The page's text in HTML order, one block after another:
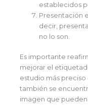
establecidos
Presentación
decir,
no lo son.
Es importante
mejorar el
estudio más preciso
también se
imagen que